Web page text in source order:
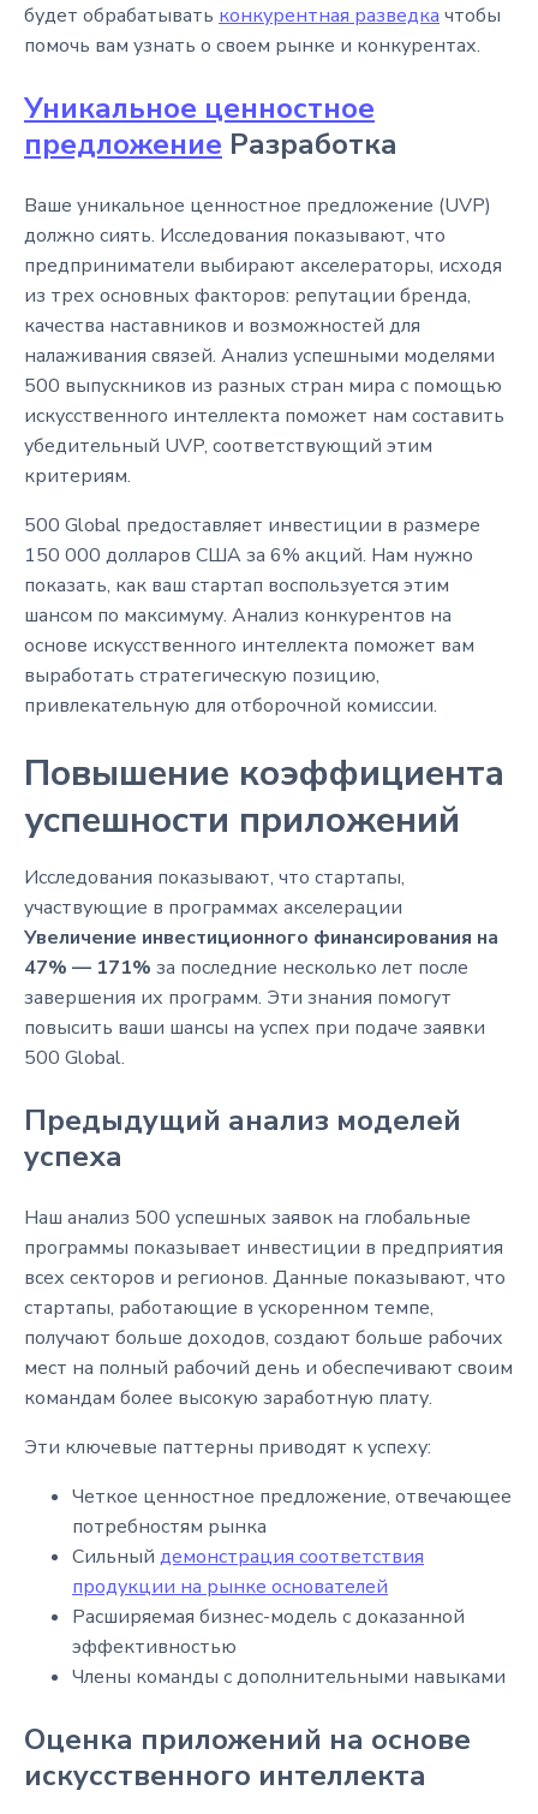
будет обрабатывать конкурентная разведка чтобы
помочь вам узнать о своем рынке и конкурентах.
Уникальное ценностное
предложение Разработка
Ваше уникальное ценностное предложение (UVP)
должно сиять. Исследования показывают, что
предприниматели выбирают акселераторы, исходя
из трех основных факторов: репутации бренда,
качества наставников и возможностей для
налаживания связей. Анализ успешными моделями
500 выпускников из разных стран мира с помощью
искусственного интеллекта поможет нам составить
убедительный UVP, соответствующий этим
критериям.
500 Global предоставляет инвестиции в размере
150 000 долларов США за 6% акций. Нам нужно
показать, как ваш стартап воспользуется этим
шансом по максимуму. Анализ конкурентов на
основе искусственного интеллекта поможет вам
выработать стратегическую позицию,
привлекательную для отборочной комиссии.
Повышение коэффициента
успешности приложений
Исследования показывают, что стартапы,
участвующие в программах акселерации
Увеличение инвестиционного финансирования на
47% — 171% за последние несколько лет после
завершения их программ. Эти знания помогут
повысить ваши шансы на успех при подаче заявки
500 Global.
Предыдущий анализ моделей
успеха
Наш анализ 500 успешных заявок на глобальные
программы показывает инвестиции в предприятия
всех секторов и регионов. Данные показывают, что
стартапы, работающие в ускоренном темпе,
получают больше доходов, создают больше рабочих
мест на полный рабочий день и обеспечивают своим
командам более высокую заработную плату.
Эти ключевые паттерны приводят к успеху:
Четкое ценностное предложение, отвечающее
потребностям рынка
Сильный демонстрация соответствия
продукции на рынке основателей
Расширяемая бизнес-модель с доказанной
эффективностью
Члены команды с дополнительными навыками
Оценка приложений на основе
искусственного интеллекта